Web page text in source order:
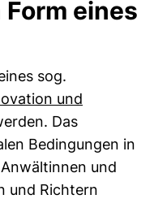
eines
sog.
und
neues Fenster)
Das
Bedingungen in
und
und Richtern